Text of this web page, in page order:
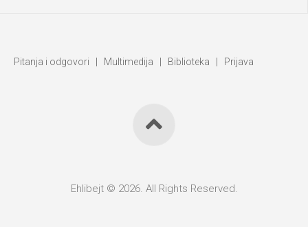
Pitanja i odgovori Multimedija Biblioteka Prijava
Ehlibejt © 2026. All Rights Reserved.